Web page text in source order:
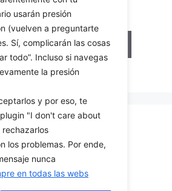
usarán presión
(vuelven a preguntarte
Sí, complicarán las cosas
todo”. Incluso si navegas
la presión
y por eso, te
"I don't care about
los problemas. Por ende,
nunca
en todas las webs
0
и
5
В корзину